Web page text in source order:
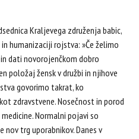
Kraljevega združenja babic,
humanizaciji rojstva: »Če želimo
dati novorojenčkom dobro
položaj žensk v družbi in njihove
govorimo takrat, ko
zdravstvene. Nosečnost in porod
Normalni pojavi so
trg uporabnikov. Danes v